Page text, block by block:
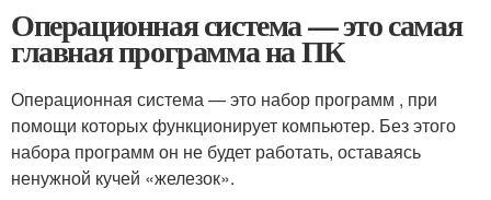
Операционная система — это самая
главная программа на ПК
Операционная система — это набор программ , при
помощи которых функционирует компьютер. Без этого
набора программ он не будет работать, оставаясь
ненужной кучей «железок».